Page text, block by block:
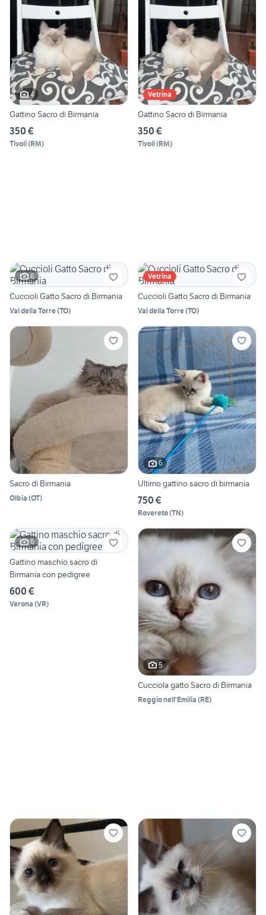
4
Gattino Sacro di Birmania
350 €
Tivoli(RM)
Vetrina
Gattino Sacro di Birmania
350 €
Tivoli(RM)
6
Cuccioli Gatto Sacro di Birmania
Val della Torre(TO)
Vetrina
Cuccioli Gatto Sacro di Birmania
Val della Torre(TO)
Sacro di Birmania
Olbia (OT)
6
Ultimo gattino sacro di birmania
750 €
Rovereto(TN)
6
Gattino maschio sacro di
Birmania con pedigree
600 €
Verona (VR)
5
Cucciola gatto Sacro di Birmania
Reggio nell'Emilia (RE)